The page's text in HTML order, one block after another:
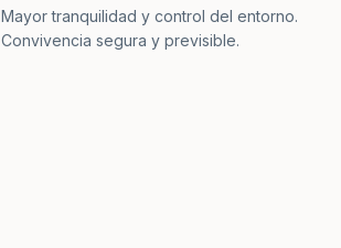
Mayor tranquilidad y control del entorno.
Convivencia segura y previsible.